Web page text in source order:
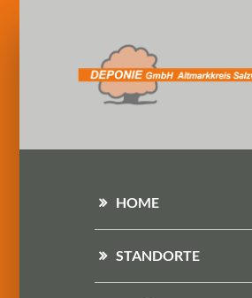
HOME
STANDORTE